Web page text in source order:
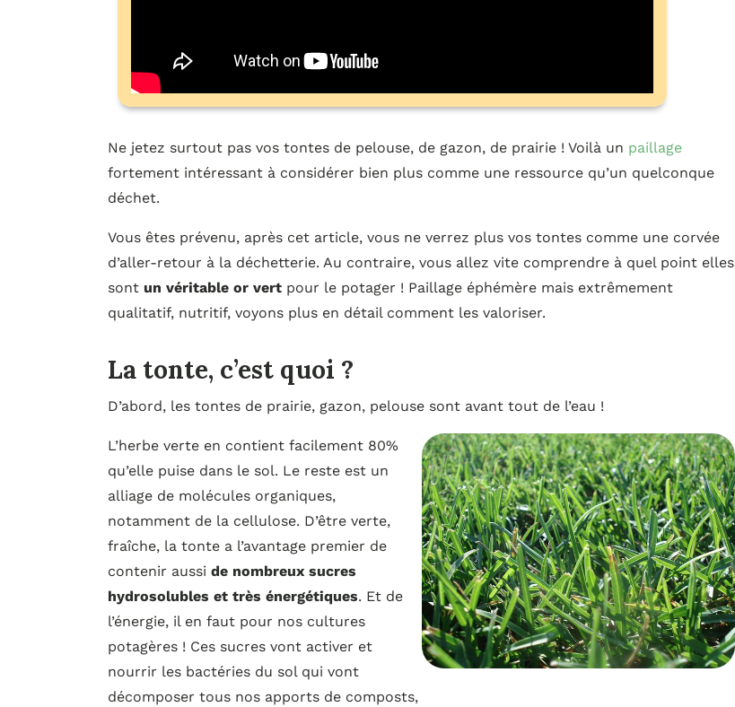
Ne jetez surtout pas vos tontes de pelouse, de gazon, de prairie ! Voilà un paillage
fortement intéressant à considérer bien plus comme une ressource qu’un quelconque
déchet.
Vous êtes prévenu, après cet article, vous ne verrez plus vos tontes comme une corvée
d’aller-retour à la déchetterie. Au contraire, vous allez vite comprendre à quel point elles
sont un véritable or vert pour le potager ! Paillage éphémère mais extrêmement
qualitatif, nutritif, voyons plus en détail comment les valoriser.
La tonte, c’est quoi ?
D’abord, les tontes de prairie, gazon, pelouse sont avant tout de l’eau !
L’herbe verte en contient facilement 80%
qu’elle puise dans le sol. Le reste est un
alliage de molécules organiques,
notamment de la cellulose. D’être verte,
fraîche, la tonte a l’avantage premier de
contenir aussi de nombreux sucres
hydrosolubles et très énergétiques. Et de
l’énergie, il en faut pour nos cultures
potagères ! Ces sucres vont activer et
nourrir les bactéries du sol qui vont
décomposer tous nos apports de composts,